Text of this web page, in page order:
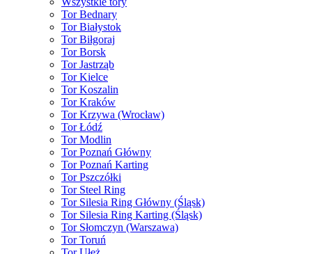
Tor Bednary
Tor Białystok
Tor Biłgoraj
Tor Borsk
Tor Jastrząb
Tor Kielce
Tor Koszalin
Tor Kraków
Tor Krzywa (Wrocław)
Tor Łódź
Tor Modlin
Tor Poznań Główny
Tor Poznań Karting
Tor Pszczółki
Tor Steel Ring
Tor Silesia Ring Główny (Śląsk)
Tor Silesia Ring Karting (Śląsk)
Tor Słomczyn (Warszawa)
Tor Toruń